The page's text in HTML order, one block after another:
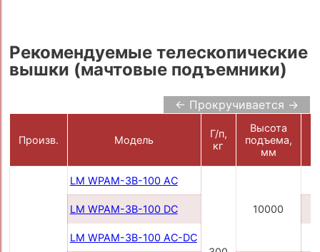
Рекомендуемые телескопические
вышки (мачтовые подъемники)
← Прокручивается →
Произв. Модель
Г/п,
кг
Высота
подъема,
мм
LM WPAM-3B-100 AC
10000
LM WPAM-3B-100 DC
LM WPAM-3B-100 AC-DC